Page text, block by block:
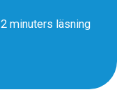
2 minuters läsning